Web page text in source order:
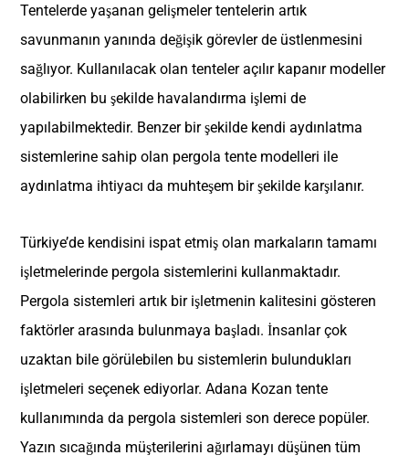
Tentelerde yaşanan gelişmeler tentelerin artık
savunmanın yanında değişik görevler de üstlenmesini
sağlıyor. Kullanılacak olan tenteler açılır kapanır modeller
olabilirken bu şekilde havalandırma işlemi de
yapılabilmektedir. Benzer bir şekilde kendi aydınlatma
sistemlerine sahip olan pergola tente modelleri ile
aydınlatma ihtiyacı da muhteşem bir şekilde karşılanır.
Türkiye’de kendisini ispat etmiş olan markaların tamamı
işletmelerinde pergola sistemlerini kullanmaktadır.
Pergola sistemleri artık bir işletmenin kalitesini gösteren
faktörler arasında bulunmaya başladı. İnsanlar çok
uzaktan bile görülebilen bu sistemlerin bulundukları
işletmeleri seçenek ediyorlar. Adana Kozan tente
kullanımında da pergola sistemleri son derece popüler.
Yazın sıcağında müşterilerini ağırlamayı düşünen tüm